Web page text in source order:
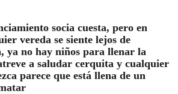
socia cuesta, pero en
vereda se siente lejos de
ya no hay niños para llenar la
a saludar cerquita y cualquier
parece que está llena de un